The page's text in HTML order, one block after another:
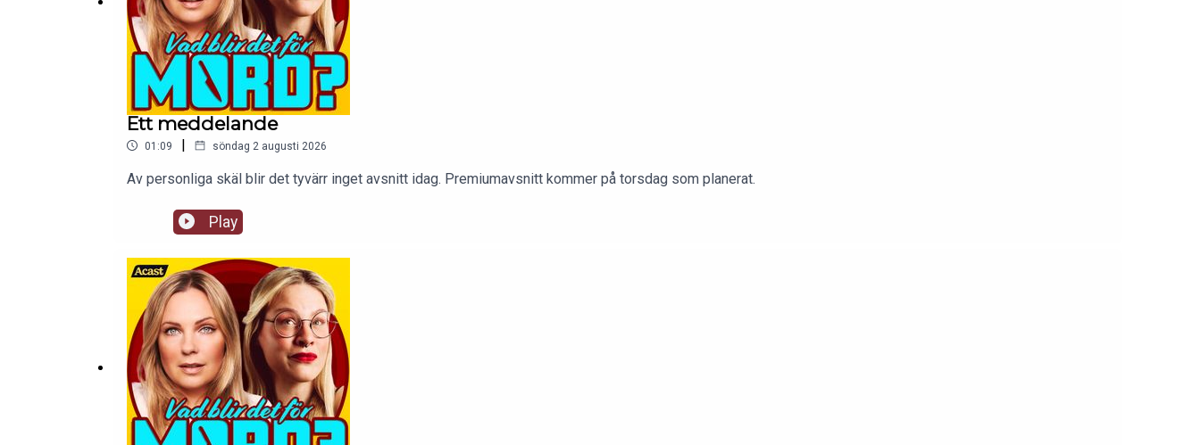
Ett meddelande
01:09 | söndag 2 augusti 2026
Av personliga skäl blir det tyvärr inget avsnitt idag. Premiumavsnitt kommer på torsdag som planerat.
Play